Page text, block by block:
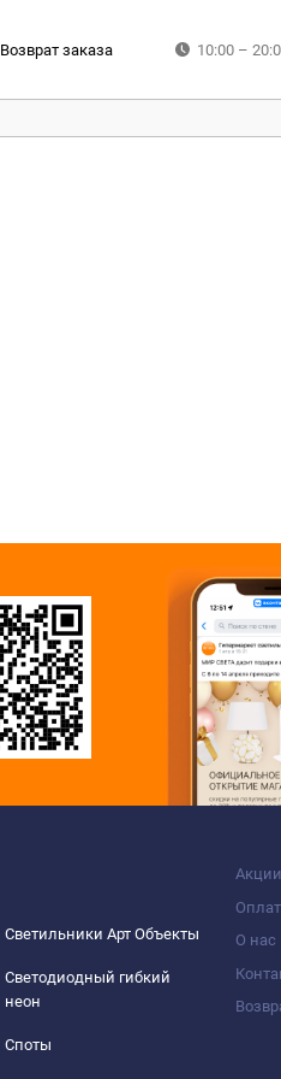
Возврат заказа 10:00 –
Акции
О нас
Светильники Арт Объекты
Светодиодный гибкий
неон
Споты